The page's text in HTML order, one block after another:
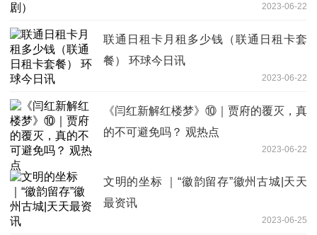
2023-06-22
联通日租卡月租多少钱（联通日租卡套
餐） 环球今日讯
2023-06-22
《闫红新解红楼梦》⑩｜贾府的覆灭，真
的不可避免吗？ 观热点
2023-06-22
文明的坐标 ｜“徽韵留存”徽州古城|天天
最资讯
2023-06-25